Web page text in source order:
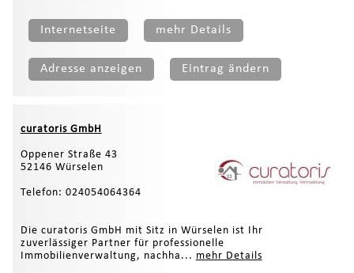
Internetseite mehr Details
Adresse anzeigen Eintrag ändern
curatoris GmbH
Oppener Straße 43
52146 Würselen
Telefon: 024054064364
Die curatoris GmbH mit Sitz in Würselen ist Ihr
zuverlässiger Partner für professionelle
Immobilienverwaltung, nachha... mehr Details